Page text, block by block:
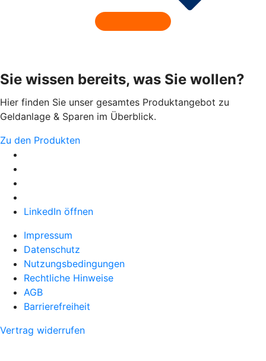
Sie wissen bereits, was Sie wollen?
Hier finden Sie unser gesamtes Produktangebot zu
Geldanlage & Sparen im Überblick.
Zu den Produkten
LinkedIn öffnen
Impressum
Datenschutz
Nutzungsbedingungen
Rechtliche Hinweise
AGB
Barrierefreiheit
Vertrag widerrufen